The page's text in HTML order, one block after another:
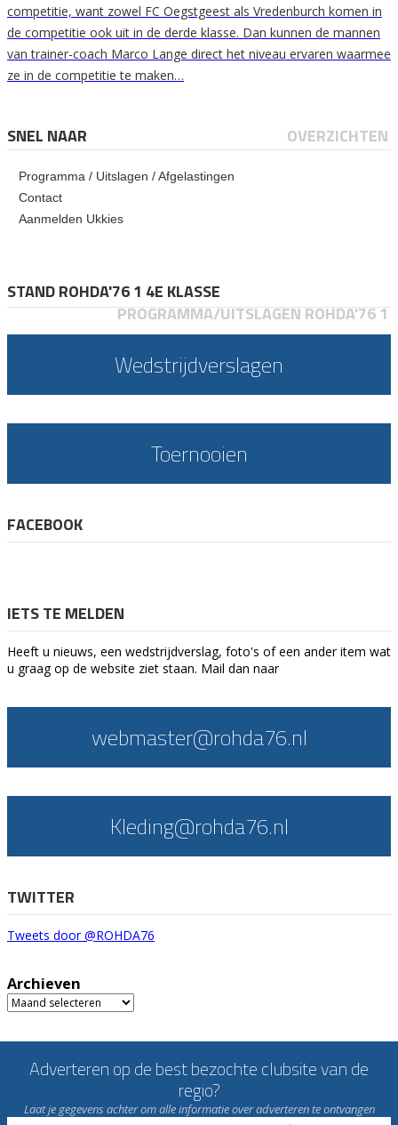
competitie, want zowel FC Oegstgeest als Vredenburch komen in
de competitie ook uit in de derde klasse. Dan kunnen de mannen
van trainer-coach Marco Lange direct het niveau ervaren waarmee
ze in de competitie te maken…
SNEL NAAR OVERZICHTEN
Programma / Uitslagen / Afgelastingen
Contact
Aanmelden Ukkies
STAND ROHDA'76 1 4E KLASSE
PROGRAMMA/UITSLAGEN ROHDA'76 1
Wedstrijdverslagen
Toernooien
FACEBOOK
IETS TE MELDEN
Heeft u nieuws, een wedstrijdverslag, foto's of een ander item wat
u graag op de website ziet staan. Mail dan naar
webmaster@rohda76.nl
Kleding@rohda76.nl
TWITTER
Tweets door @ROHDA76
Archieven
Archieven
Adverteren op de best bezochte clubsite van de
regio?
Laat je gegevens achter om alle informatie over adverteren te ontvangen